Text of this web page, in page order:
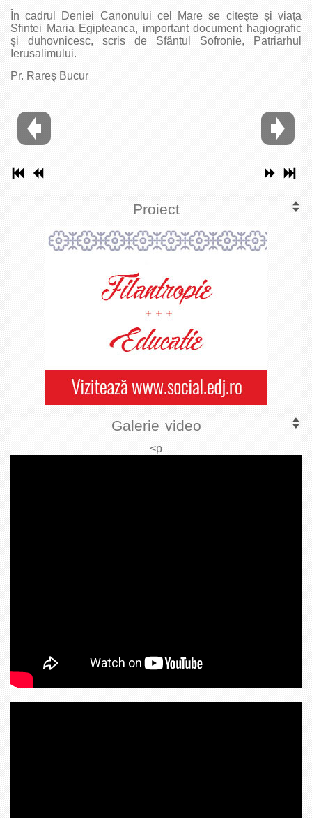
În cadrul Deniei Canonului cel Mare se citeşte şi viaţa
Sfintei Maria Egipteanca, important document hagiografic
şi duhovnicesc, scris de Sfântul Sofronie, Patriarhul
Ierusalimului.
Pr. Rareş Bucur
Proiect
Galerie video
<p